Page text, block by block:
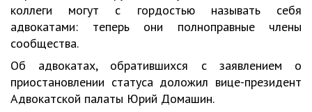
коллеги могут с гордостью называть себя
адвокатами: теперь они полноправные члены
сообщества.
Об адвокатах, обратившихся с заявлением о
приостановлении статуса доложил вице-президент
Адвокатской палаты Юрий Домашин.